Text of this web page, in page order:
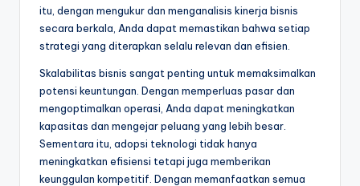
itu, dengan mengukur dan menganalisis kinerja bisnis
secara berkala, Anda dapat memastikan bahwa setiap
strategi yang diterapkan selalu relevan dan efisien.
Skalabilitas bisnis sangat penting untuk memaksimalkan
potensi keuntungan. Dengan memperluas pasar dan
mengoptimalkan operasi, Anda dapat meningkatkan
kapasitas dan mengejar peluang yang lebih besar.
Sementara itu, adopsi teknologi tidak hanya
meningkatkan efisiensi tetapi juga memberikan
keunggulan kompetitif. Dengan memanfaatkan semua